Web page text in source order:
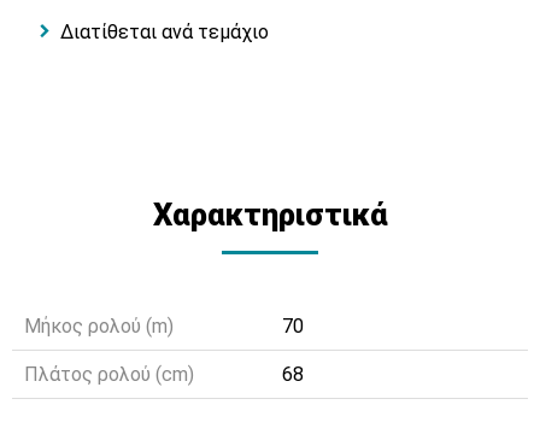
Διατίθεται ανά τεμάχιο
Χαρακτηριστικά
Μήκος ρολού (m) 70
Πλάτος ρολού (cm) 68